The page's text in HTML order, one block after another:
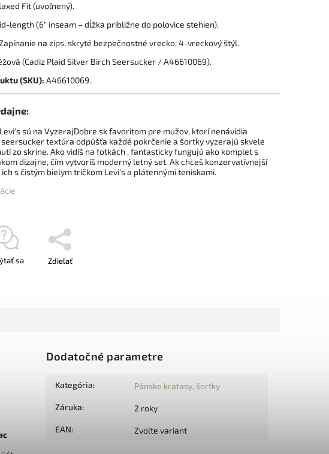
Fit (uvoľnený).
length (6" inseam – dĺžka približne do polovice stehien).
na zips, skryté bezpečnostné vrecko, 4-vreckový štýl.
(Cadiz Plaid Silver Birch Seersucker / A46610069).
(SKU): A46610069.
sú na VyzerajDobre.sk favoritom pre mužov, ktorí nenávidia
textúra odpúšťa každé pokrčenie a šortky vyzerajú skvele
zo skrine. Ako vidíš na fotkách , fantasticky fungujú ako komplet s
dizajne, čím vytvoríš moderný letný set. Ak chceš konzervatívnejší
s čistým bielym tričkom Levi's a plátennými teniskami.
sa Zdieľať
Dodatočné parametre
Kategória: Pánske kraťasy, šortky
Záruka: 2 roky
EAN: Zvoľte variant